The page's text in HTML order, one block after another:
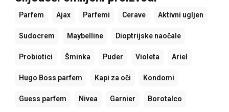
Parfem Ajax Parfemi Cerave Aktivni ugljen
Sudocrem Maybelline Dioptrijske naočale
Probiotici Šminka Puder Violeta Ariel
Hugo Boss parfem Kapi za oči Kondomi
Guess parfem Nivea Garnier Borotalco